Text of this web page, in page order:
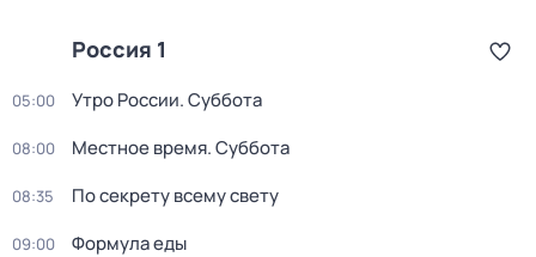
Россия 1
05:00 Утро России. Суббота
08:00 Местное время. Суббота
08:35 По секрету всему свету
09:00 Формула еды